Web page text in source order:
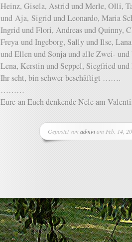
Heinz, Gisela, Astrid und Merle, Olli,
und Aja, Sigrid und Leonardo, Maria
Ingrid und Flori, Andreas und Quinny,
Freya und Ingeborg, Sally und Ilse,
und Ellen und Sonja und alle Zwei-
Lena, Kerstin und Seppel, Siegfried
Ihr seht, bin schwer beschäftigt
………
Eure an Euch denkende Nele am
Gepostet von adminam Feb. 14,